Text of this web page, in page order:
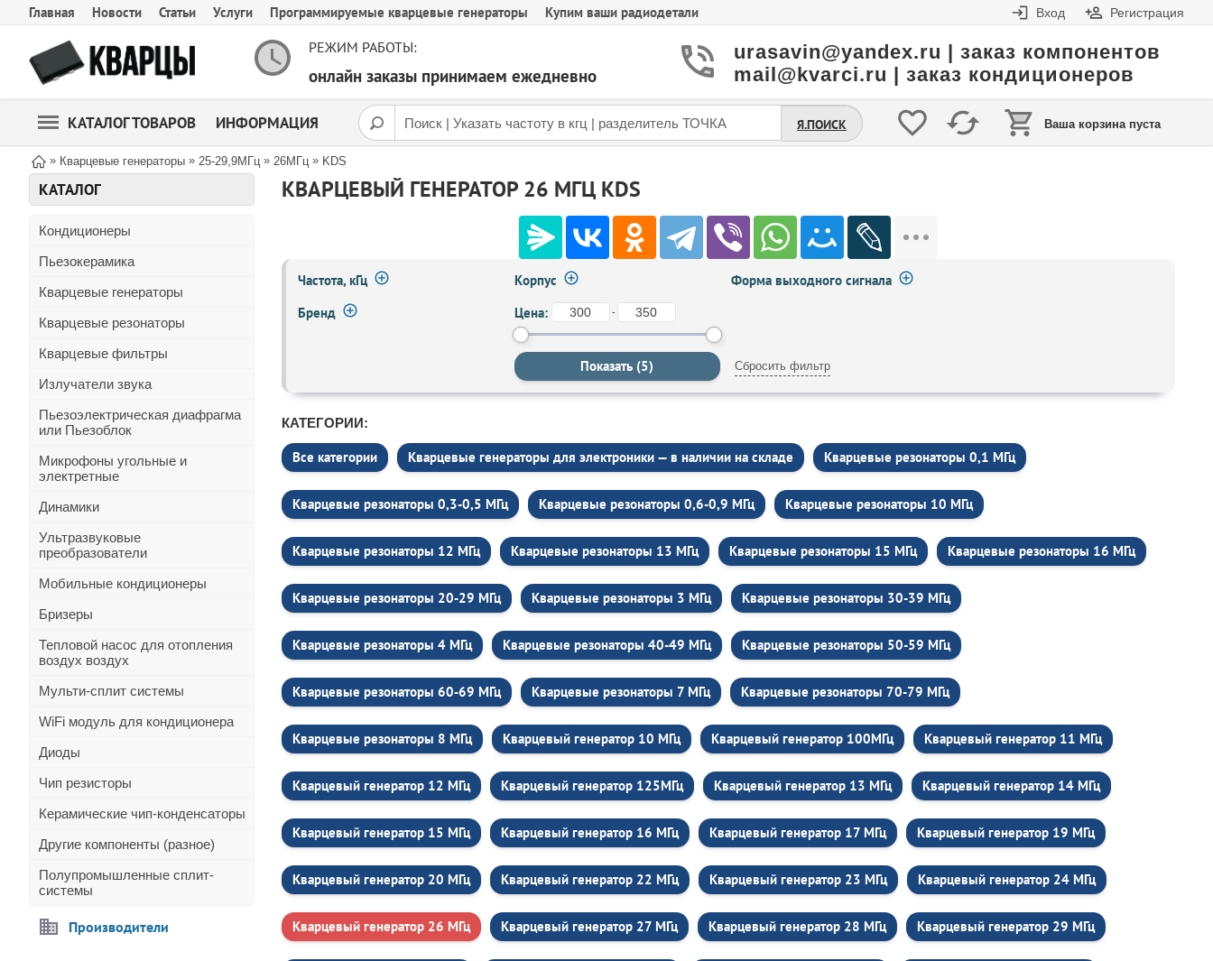
Главная Новости Статьи Услуги Программируемые кварцевые генераторы Купим ваши радиодетали Вход Регистрация
РЕЖИМ РАБОТЫ:
онлайн заказы принимаем ежедневно
urasavin@yandex.ru | заказ компонентов
mail@kvarci.ru | заказ кондиционеров
КАТАЛОГ ТОВАРОВ ИНФОРМАЦИЯ Ваша корзина пуста
Я.ПОИСК
» Кварцевые генераторы » 25-29,9МГц » 26МГц » KDS
КАТАЛОГ
Кондиционеры
Пьезокерамика
Кварцевые генераторы
Кварцевые резонаторы
Кварцевые фильтры
Излучатели звука
Пьезоэлектрическая диафрагма
или Пьезоблок
Микрофоны угольные и
электретные
Динамики
Ультразвуковые
преобразователи
Мобильные кондиционеры
Бризеры
Тепловой насос для отопления
воздух воздух
Мульти-сплит системы
WiFi модуль для кондиционера
Диоды
Чип резисторы
Керамические чип-конденсаторы
Другие компоненты (разное)
Полупромышленные сплит-
системы
Производители
КВАРЦЕВЫЙ ГЕНЕРАТОР 26 МГЦ KDS
Частота, кГц Корпус
Форма выходного сигнала
Бренд
Цена: -
Сбросить фильтр
КАТЕГОРИИ:
Все категории Кварцевые генераторы для электроники — в наличии на складе Кварцевые резонаторы 0,1 МГц
Кварцевые резонаторы 0,3-0,5 МГц Кварцевые резонаторы 0,6-0,9 МГц Кварцевые резонаторы 10 МГц
Кварцевые резонаторы 12 МГц Кварцевые резонаторы 13 МГц Кварцевые резонаторы 15 МГц Кварцевые резонаторы 16 МГц
Кварцевые резонаторы 20-29 МГц Кварцевые резонаторы 3 МГц Кварцевые резонаторы 30-39 МГц
Кварцевые резонаторы 4 МГц Кварцевые резонаторы 40-49 МГц Кварцевые резонаторы 50-59 МГц
Кварцевые резонаторы 60-69 МГц Кварцевые резонаторы 7 МГц Кварцевые резонаторы 70-79 МГц
Кварцевые резонаторы 8 МГц Кварцевый генератор 10 МГц Кварцевый генератор 100МГц Кварцевый генератор 11 МГц
Кварцевый генератор 12 МГц Кварцевый генератор 125МГц Кварцевый генератор 13 МГц Кварцевый генератор 14 МГц
Кварцевый генератор 15 МГц Кварцевый генератор 16 МГц Кварцевый генератор 17 МГц Кварцевый генератор 19 МГц
Кварцевый генератор 20 МГц Кварцевый генератор 22 МГц Кварцевый генератор 23 МГц Кварцевый генератор 24 МГц
Кварцевый генератор 26 МГц Кварцевый генератор 27 МГц Кварцевый генератор 28 МГц Кварцевый генератор 29 МГц